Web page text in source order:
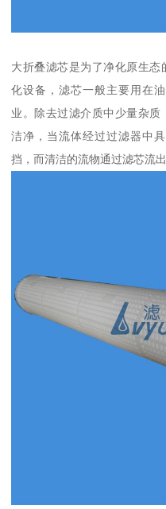
大折叠滤芯是为了净化原生
化设备，滤芯一般主要用在
业。除去过滤介质中少量杂
洁净，当流体经过过滤器中
挡，而清洁的流物通过滤芯流出